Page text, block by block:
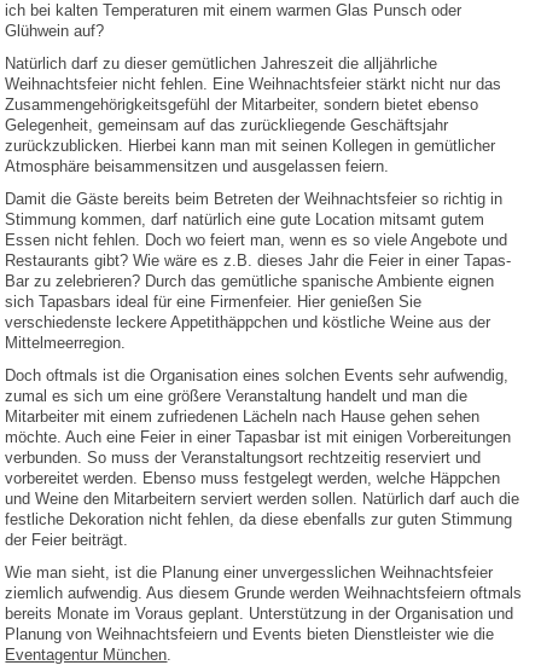
ich bei kalten Temperaturen mit einem warmen Glas Punsch oder
Glühwein auf?
Natürlich darf zu dieser gemütlichen Jahreszeit die alljährliche
Weihnachtsfeier nicht fehlen. Eine Weihnachtsfeier stärkt nicht nur das
Zusammengehörigkeitsgefühl der Mitarbeiter, sondern bietet ebenso
Gelegenheit, gemeinsam auf das zurückliegende Geschäftsjahr
zurückzublicken. Hierbei kann man mit seinen Kollegen in gemütlicher
Atmosphäre beisammensitzen und ausgelassen feiern.
Damit die Gäste bereits beim Betreten der Weihnachtsfeier so richtig in
Stimmung kommen, darf natürlich eine gute Location mitsamt gutem
Essen nicht fehlen. Doch wo feiert man, wenn es so viele Angebote und
Restaurants gibt? Wie wäre es z.B. dieses Jahr die Feier in einer Tapas-
Bar zu zelebrieren? Durch das gemütliche spanische Ambiente eignen
sich Tapasbars ideal für eine Firmenfeier. Hier genießen Sie
verschiedenste leckere Appetithäppchen und köstliche Weine aus der
Mittelmeerregion.
Doch oftmals ist die Organisation eines solchen Events sehr aufwendig,
zumal es sich um eine größere Veranstaltung handelt und man die
Mitarbeiter mit einem zufriedenen Lächeln nach Hause gehen sehen
möchte. Auch eine Feier in einer Tapasbar ist mit einigen Vorbereitungen
verbunden. So muss der Veranstaltungsort rechtzeitig reserviert und
vorbereitet werden. Ebenso muss festgelegt werden, welche Häppchen
und Weine den Mitarbeitern serviert werden sollen. Natürlich darf auch die
festliche Dekoration nicht fehlen, da diese ebenfalls zur guten Stimmung
der Feier beiträgt.
Wie man sieht, ist die Planung einer unvergesslichen Weihnachtsfeier
ziemlich aufwendig. Aus diesem Grunde werden Weihnachtsfeiern oftmals
bereits Monate im Voraus geplant. Unterstützung in der Organisation und
Planung von Weihnachtsfeiern und Events bieten Dienstleister wie die
Eventagentur München.